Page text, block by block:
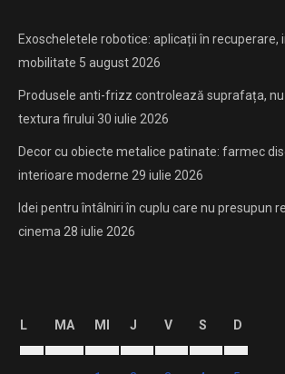
Exoscheletele robotice: aplicații în recuperare,
mobilitate 5 august 2026
Produsele anti-frizz controlează suprafața,
textura firului 30 iulie 2026
Decor cu obiecte metalice patinate: farmec
interioare moderne 29 iulie 2026
Idei pentru întâlniri în cuplu care nu presupun
cinema28 iulie 2026
L MA MI J V S D